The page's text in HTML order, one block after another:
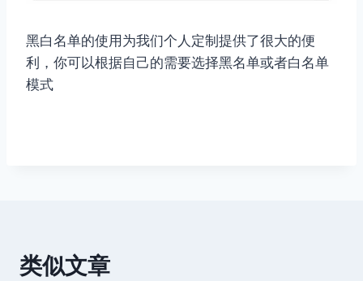
黑白名单的使用为我们个人定制提供了很大的便
利，你可以根据自己的需要选择黑名单或者白名单
模式
类似文章